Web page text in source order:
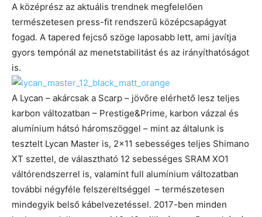
A középrész az aktuális trendnek megfelelően
természetesen press-fit rendszerű középcsapágyat
fogad. A tapered fejcső szöge laposabb lett, ami javítja
gyors tempónál az menetstabilitást és az irányíthatóságot
is.
A Lycan – akárcsak a Scarp – jövőre elérhető lesz teljes
karbon változatban – Prestige&Prime, karbon vázzal és
alumínium hátsó háromszöggel – mint az általunk is
tesztelt Lycan Master is, 2×11 sebességes teljes Shimano
XT szettel, de választható 12 sebességes SRAM XO1
váltórendszerrel is, valamint full alumínium változatban
további négyféle felszereltséggel – természetesen
mindegyik belső kábelvezetéssel. 2017-ben minden